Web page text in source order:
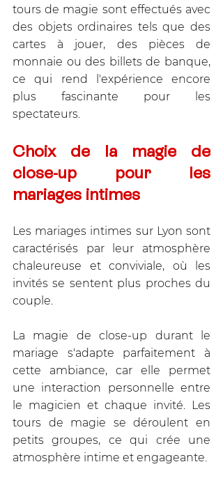
tours de magie sont effectués avec
des objets ordinaires tels que des
cartes à jouer, des pièces de
monnaie ou des billets de banque,
ce qui rend l'expérience encore
plus fascinante pour les
spectateurs.
Choix de la magie de
close-up pour les
mariages intimes
Les mariages intimes sur Lyon sont
caractérisés par leur atmosphère
chaleureuse et conviviale, où les
invités se sentent plus proches du
couple.
La magie de close-up durant le
mariage s'adapte parfaitement à
cette ambiance, car elle permet
une interaction personnelle entre
le magicien et chaque invité. Les
tours de magie se déroulent en
petits groupes, ce qui crée une
atmosphère intime et engageante.